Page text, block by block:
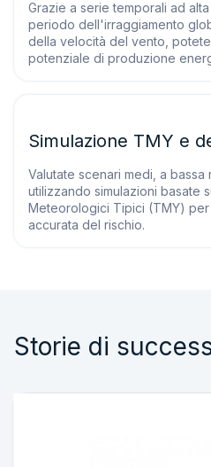
Grazie a serie temporali ad
periodo dell'irraggiamento
della velocità del vento,
potenziale di produzione
Simulazione TMY e
Valutate scenari medi, a bassa
utilizzando simulazioni basate
Meteorologici Tipici (TMY)
accurata del rischio.
Storie di